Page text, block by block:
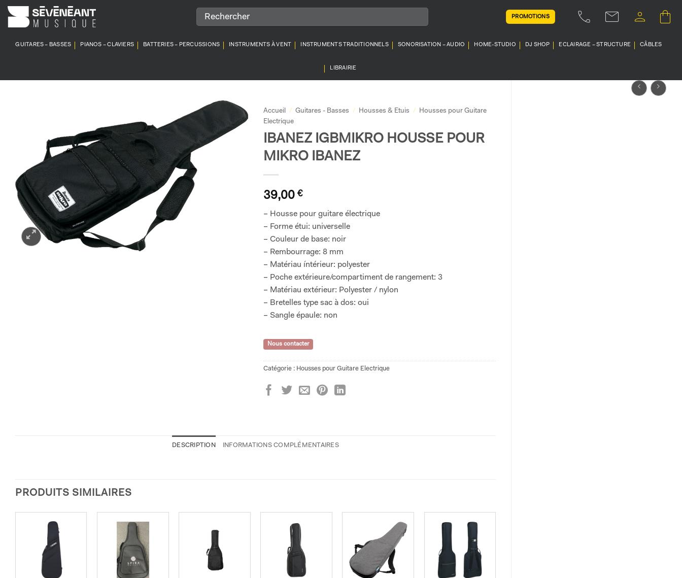
Passer
au
PROMOTIONS
GUITARES – BASSES PIANOS – CLAVIERS BATTERIES – PERCUSSIONS INSTRUMENTS À VENT INSTRUMENTS TRADITIONNELS SONORISATION – AUDIO HOME-STUDIO DJ SHOP ECLAIRAGE – STRUCTURE CÂBLES
LIBRAIRIE
Accueil / Guitares - Basses / Housses & Etuis /
Housses pour Guitare
Electrique
IBANEZ IGBMIKRO HOUSSE POUR
MIKRO IBANEZ
39,00 €
– Housse pour guitare électrique
– Forme étui: universelle
– Couleur de base: noir
– Rembourrage: 8 mm
– Matériau íntérieur: polyester
– Poche extérieure/compartiment de rangement: 3
– Matériau extérieur: Polyester / nylon
– Bretelles type sac à dos: oui
– Sangle épaule: non
Nous contacter
Catégorie : Housses pour Guitare Electrique
DESCRIPTION INFORMATIONS COMPLÉMENTAIRES
PRODUITS SIMILAIRES